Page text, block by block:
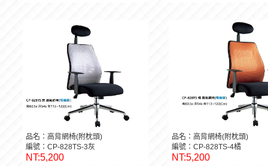
品名：高背網椅(附枕頭)
編號：CP-828TS-3灰
NT:5,200
品名：高背網椅(附枕頭)
編號：CP-828TS-4橘
NT:5,200